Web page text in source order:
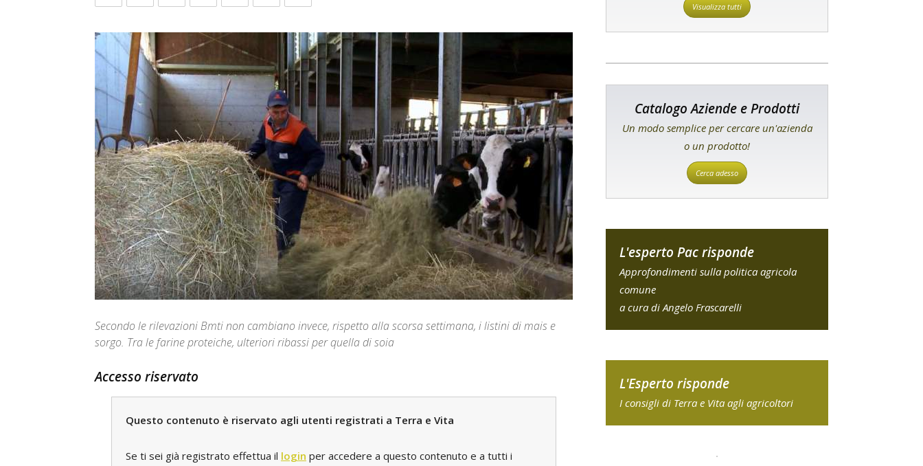
Secondo le rilevazioni Bmti non cambiano invece, rispetto alla scorsa settimana, i listini di mais e
sorgo. Tra le farine proteiche, ulteriori ribassi per quella di soia
Accesso riservato
Questo contenuto è riservato agli utenti registrati a Terra e Vita
Se ti sei già registrato effettua il login per accedere a questo contenuto e a tutti i
Visualizza tutti
Catalogo Aziende e Prodotti
Un modo semplice per cercare un'azienda
o un prodotto!
Cerca adesso
L'esperto Pac risponde
Approfondimenti sulla politica agricola
comune
a cura di Angelo Frascarelli
L'Esperto risponde
I consigli di Terra e Vita agli agricoltori